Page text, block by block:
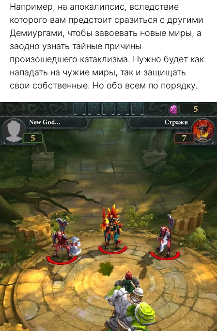
Например, на апокалипсис, вследствие
которого вам предстоит сразиться с другими
Демиургами, чтобы завоевать новые миры, а
заодно узнать тайные причины
произошедшего катаклизма. Нужно будет как
нападать на чужие миры, так и защищать
свои собственные. Но обо всем по порядку.